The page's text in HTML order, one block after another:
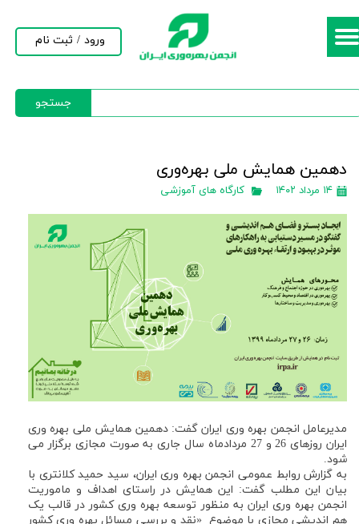
جستجو
ورود / ثبت نام
حساب کاربری من
دهمین همایش ملی بهره‌وری
۱۴ مرداد ۱۴۰۲ کارگاه های آموزشی
مدیرعامل انجمن بهره وری ایران گفت: دهمین همایش ملی بهره وری
ایران روزهای 26 و 27 مردادماه سال جاری به صورت مجازی برگزار می
شود.
به گزارش روابط عمومی انجمن بهره وری ایران، سید حمید کلانتری با
بیان این مطلب گفت: این همایش در راستای اهداف و ماموریت
انجمن بهره وری ایران به منظور توسعه بهره وری کشور در قالب یک
هم اندیشی مجازی با موضوع «نقد و بررسی مسائل بهره وری کشور